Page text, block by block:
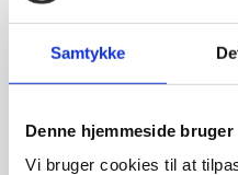
Samtykke
Denne hjemmeside
Vi bruger cookies til at
“Jeg fik svar på mine
var god service og